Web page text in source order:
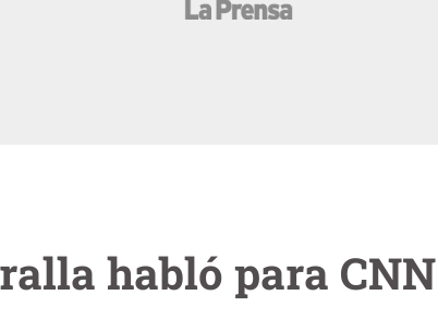
habló para CNN